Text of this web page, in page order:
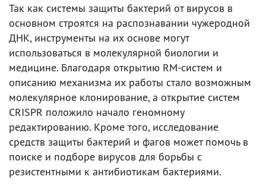
Так как системы защиты бактерий от вирусов в
основном строятся на распознавании чужеродной
ДНК, инструменты на их основе могут
использоваться в молекулярной биологии и
медицине. Благодаря открытию RM-систем и
описанию механизма их работы стало возможным
молекулярное клонирование, а открытие систем
CRISPR положило начало геномному
редактированию. Кроме того, исследование
средств защиты бактерий и фагов может помочь в
поиске и подборе вирусов для борьбы с
резистентными к антибиотикам бактериями.